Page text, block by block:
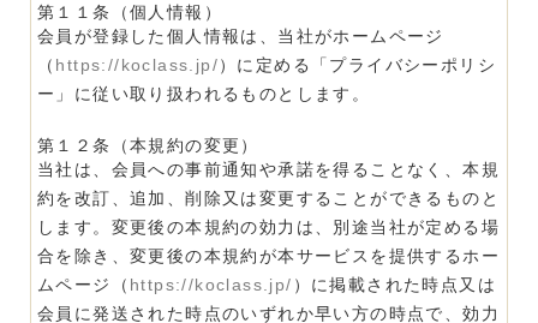
第１１条（個人情報）
会員が登録した個人情報は、当社がホームページ
（ https://koclass.jp/）に定める「プライバシーポリシ
ー」に従い取り扱われるものとします。
第１２条（本規約の変更）
当社は、会員への事前通知や承諾を得ることなく、本規
約を改訂、追加、削除又は変更することができるものと
します。変更後の本規約の効力は、別途当社が定める場
合を除き、変更後の本規約が本サービスを提供するホー
ムページ（ https://koclass.jp/ ）に掲載された時点又は
会員に発送された時点のいずれか早い方の時点で、効力